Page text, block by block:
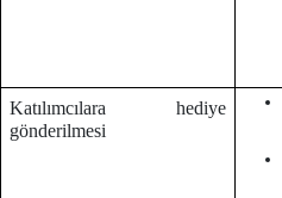
Katılımcılara hediye
gönderilmesi